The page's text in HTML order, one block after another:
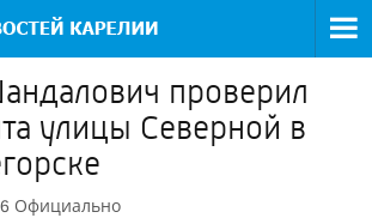
проверил
улицы Северной в
Официально